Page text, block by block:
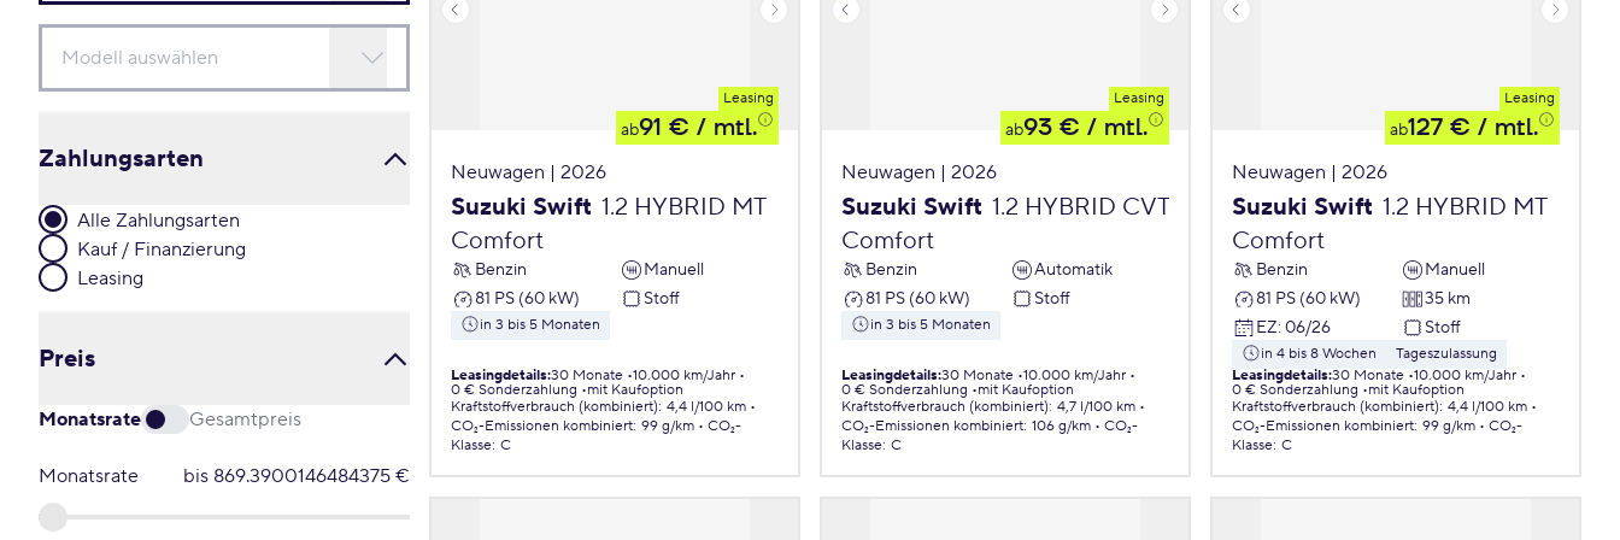
Zahlungsarten
Alle Zahlungsarten
Kauf / Finanzierung
Leasing
Preis
Monatsrate Gesamtpreis
Monatsrate bis 869.3900146484375 €
Leasing
ab91 € / mtl.
Neuwagen | 2026
Suzuki Swift 1.2 HYBRID MT
Comfort
Benzin
Manuell
81 PS (60 kW)
Stoff
in 3 bis 5 Monaten
Leasingdetails:30 Monate 10.000 km/Jahr
0 € Sonderzahlung
mit Kaufoption
Kraftstoffverbrauch (kombiniert): 4,4 l/100 km
CO₂-Emissionen kombiniert: 99 g/km
CO₂-
Klasse: C
Leasing
ab93 € / mtl.
Neuwagen | 2026
Suzuki Swift 1.2 HYBRID CVT
Comfort
Benzin
Automatik
81 PS (60 kW)
Stoff
in 3 bis 5 Monaten
Leasingdetails:30 Monate 10.000 km/Jahr
0 € Sonderzahlung
mit Kaufoption
Kraftstoffverbrauch (kombiniert): 4,7 l/100 km
CO₂-Emissionen kombiniert: 106 g/km
CO₂-
Klasse: C
Leasing
ab127 € / mtl.
Neuwagen | 2026
Suzuki Swift 1.2 HYBRID MT
Comfort
Benzin
Manuell
81 PS (60 kW)
35 km
EZ: 06/26 Stoff
in 4 bis 8 Wochen
Tageszulassung
Leasingdetails:30 Monate 10.000 km/Jahr
0 € Sonderzahlung
mit Kaufoption
Kraftstoffverbrauch (kombiniert): 4,4 l/100 km
CO₂-Emissionen kombiniert: 99 g/km
CO₂-
Klasse: C